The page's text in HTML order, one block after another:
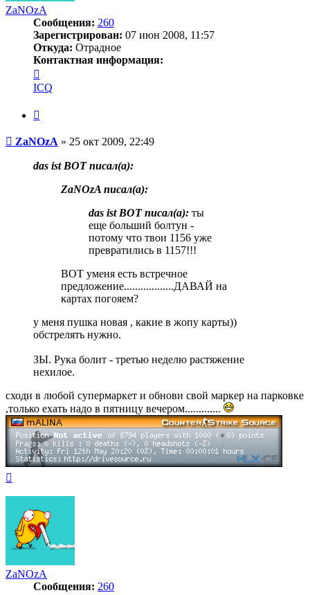
ZaNOzA
Сообщения: 260
Зарегистрирован: 07 июн 2008, 11:57
Откуда: Отрадное
Контактная информация:
информация
пользователя
ICQ
Сообщение
ZaNOzA » 25 окт 2009, 22:49
das ist BOT писал(a):
ZaNOzA писал(a):
das ist BOT писал(a): ты
еще больший болтун -
потому что твои 1156 уже
превратились в 1157!!!
BOT уменя есть встречное
предложение..................ДАВАЙ на
картах погояем?
у меня пушка новая , какие в жопу карты))
обстрелять нужно.
ЗЫ. Рука болит - третью неделю растяжение
нехилое.
сходи в любой супермаркет и обнови свой маркер на парковке
,только ехать надо в пятницу вечером.............
началу
ZaNOzA
Сообщения: 260